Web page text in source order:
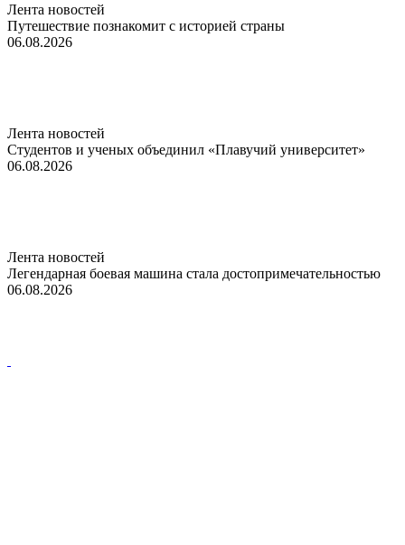
Лента новостей
Путешествие познакомит с историей страны
06.08.2026
Лента новостей
Студентов и ученых объединил «Плавучий университет»
06.08.2026
Лента новостей
Легендарная боевая машина стала достопримечательностью
06.08.2026